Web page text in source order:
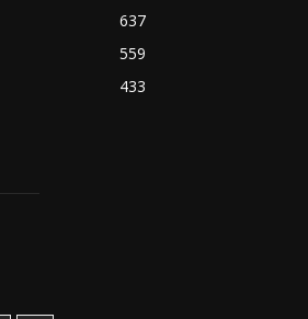
637
559
433